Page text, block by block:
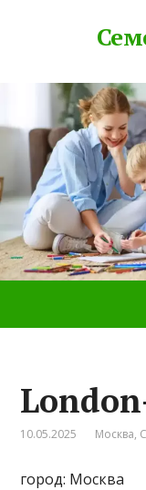
10.05.2025 Москва,
город: Москва